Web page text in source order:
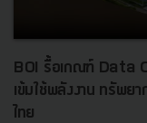
BOI รื้อเกณฑ์ Data
เข้มใช้พลังงาน ทรัพย
ไทย